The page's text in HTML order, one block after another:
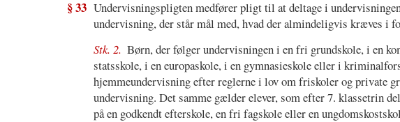
§ 33 Undervisningspligten medfører pligt til at deltage i
undervisning, der står mål med, hvad der almindeligvis kræves i
Stk. 2. Børn, der følger undervisningen i en fri grundskole, i en
statsskole, i en europaskole, i en gymnasieskole eller i
hjemmeundervisning efter reglerne i lov om friskoler og private
undervisning. Det samme gælder elever, som efter 7. klassetrin
på en godkendt efterskole, en fri fagskole eller en